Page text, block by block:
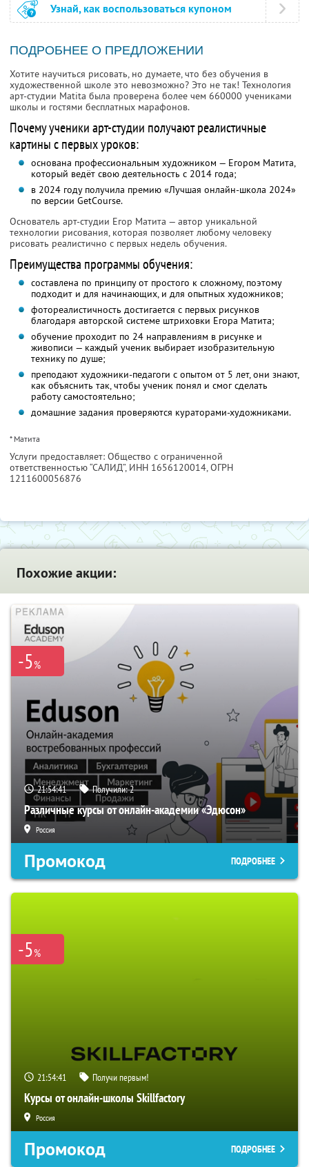
Узнай, как воспользоваться купоном
ПОДРОБНЕЕ О ПРЕДЛОЖЕНИИ
Хотите научиться рисовать, но думаете, что без обучения в
художественной школе это невозможно? Это не так! Технология
арт-студии Matita была проверена более чем 660000 учениками
школы и гостями бесплатных марафонов.
Почему ученики арт-студии получают реалистичные
картины с первых уроков:
основана профессиональным художником — Егором Матита,
который ведёт свою деятельность с 2014 года;
в 2024 году получила премию «Лучшая онлайн-школа 2024»
по версии GetCourse.
Основатель арт-студии Егор Матита — автор уникальной
технологии рисования, которая позволяет любому человеку
рисовать реалистично с первых недель обучения.
Преимущества программы обучения:
составлена по принципу от простого к сложному, поэтому
подходит и для начинающих, и для опытных художников;
фотореалистичность достигается с первых рисунков
благодаря авторской системе штриховки Егора Матита;
обучение проходит по 24 направлениям в рисунке и
живописи — каждый ученик выбирает изобразительную
технику по душе;
преподают художники-педагоги с опытом от 5 лет, они знают,
как объяснить так, чтобы ученик понял и смог сделать
работу самостоятельно;
домашние задания проверяются кураторами-художниками.
* Матита
Услуги предоставляет: Общество с ограниченной
ответственностью “САЛИД”, ИНН 1656120014, ОГРН
1211600056876
Похожие акции:
-5%
21:54:40 Получили:2
Различные курсы от онлайн-академии «Эдюсон»
Россия
Промокод ПОДРОБНЕЕ
-5%
21:54:40 Получи первым!
Курсы от онлайн-школы Skillfactory
Россия
Промокод ПОДРОБНЕЕ